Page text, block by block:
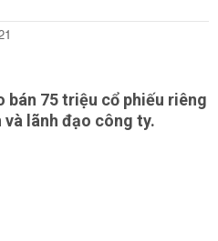
bán 75 triệu cổ phiếu riêng
và lãnh đạo công ty.